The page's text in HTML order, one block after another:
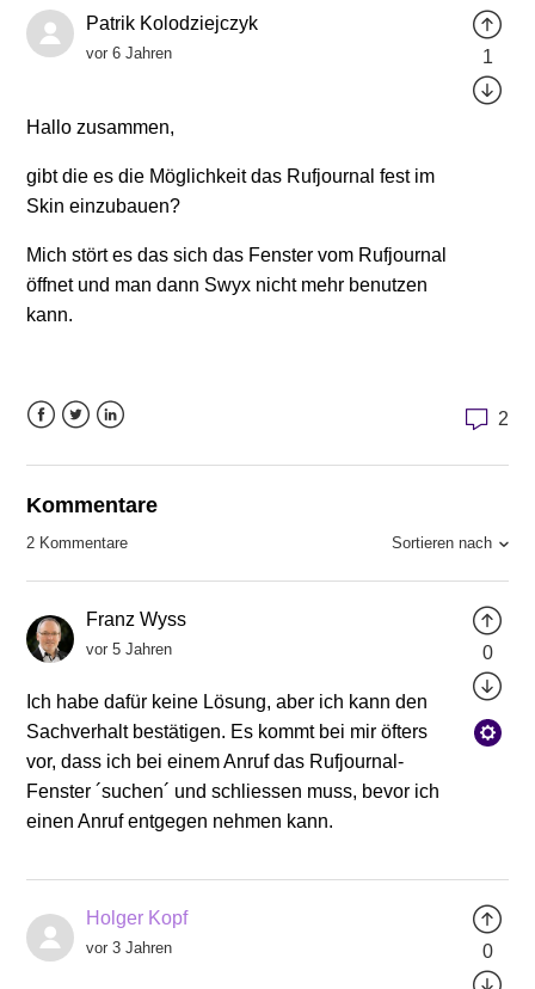
Patrik Kolodziejczyk
vor 6 Jahren
Hallo zusammen,
gibt die es die Möglichkeit das Rufjournal fest im
Skin einzubauen?
Mich stört es das sich das Fenster vom Rufjournal
öffnet und man dann Swyx nicht mehr benutzen
kann.
1
2
Kommentare
2 Kommentare Sortieren nach
Franz Wyss
vor 5 Jahren
Ich habe dafür keine Lösung, aber ich kann den
Sachverhalt bestätigen. Es kommt bei mir öfters
vor, dass ich bei einem Anruf das Rufjournal-
Fenster ´suchen´ und schliessen muss, bevor ich
einen Anruf entgegen nehmen kann.
0
Holger Kopf
vor 3 Jahren 0